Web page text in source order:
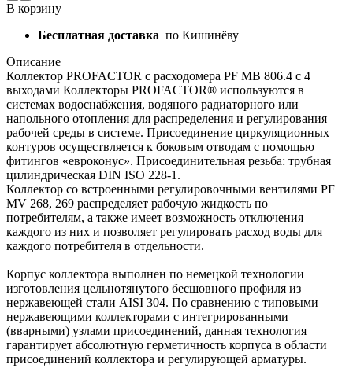
В корзину
Бесплатная доставка по Кишинёву
Описание
Коллектор PROFACTOR с расходомера PF MB 806.4 с 4
выходами Коллекторы PROFACTOR® используются в
системах водоснабжения, водяного радиаторного или
напольного отопления для распределения и регулирования
рабочей среды в системе. Присоединение циркуляционных
контуров осуществляется к боковым отводам с помощью
фитингов «евроконус». Присоединительная резьба: трубная
цилиндрическая DIN ISO 228-1.
Коллектор со встроенными регулировочными вентилями PF
MV 268, 269 распределяет рабочую жидкость по
потребителям, а также имеет возможность отключения
каждого из них и позволяет регулировать расход воды для
каждого потребителя в отдельности.
Корпус коллектора выполнен по немецкой технологии
изготовления цельнотянутого бесшовного профиля из
нержавеющей стали AISI 304. По сравнению с типовыми
нержавеющими коллекторами с интегрированными
(вварными) узлами присоединений, данная технология
гарантирует абсолютную герметичность корпуса в области
присоединений коллектора и регулирующей арматуры.